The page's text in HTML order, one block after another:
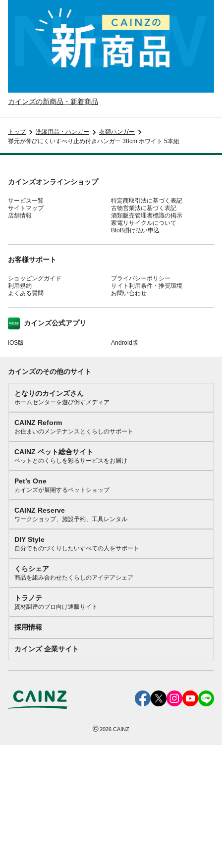
カインズの新商品・新着商品
トップ 洗濯用品・ハンガー
衣類ハンガー
襟元が伸びにくいすべり止め付きハンガー 38cm ホワイト 5本組
カインズオンラインショップ
サービス一覧
サイトマップ
店舗情報
特定商取引法に基づく表記
古物営業法に基づく表記
酒類販売管理者標識の掲示
家電リサイクルについて
BtoB掛け払い申込
お客様サポート
ショッピングガイド
利用規約
よくある質問
プライバシーポリシー
サイト利用条件・推奨環境
お問い合わせ
カインズ公式アプリ
iOS版 Android版
カインズのその他のサイト
となりのカインズさん
ホームセンターを遊び倒すメディア
CAINZ Reform
お住まいのメンテナンスとくらしのサポート
CAINZ ペット総合サイト
ペットとのくらしを彩るサービスをお届け
Pet’s One
カインズが展開するペットショップ
CAINZ Reserve
ワークショップ、施設予約、工具レンタル
DIY Style
自分でものづくりしたいすべての人をサポート
くらシェア
商品を組み合わせたくらしのアイデアシェア
トラノテ
資材調達のプロ向け通販サイト
採用情報
カインズ 企業サイト
©2026 CAINZ